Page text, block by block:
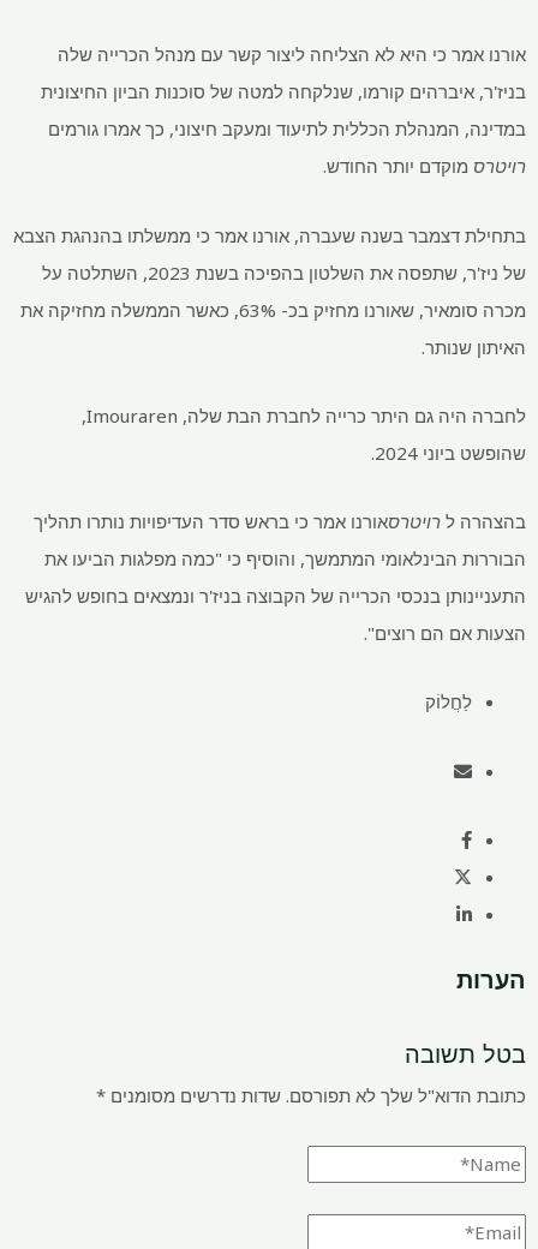
אורנו אמר כי היא לא הצליחה ליצור קשר עם מנהל הכרייה שלה
בניז'ר, איברהים קורמו, שנלקחה למטה של ​​סוכנות הביון החיצונית
במדינה, המנהלת הכללית לתיעוד ומעקב חיצוני, כך אמרו גורמים
רויטרס מוקדם יותר החודש.
בתחילת דצמבר בשנה שעברה, אורנו אמר כי ממשלתו בהנהגת הצבא
של ניז'ר, שתפסה את השלטון בהפיכה בשנת 2023, השתלטה על
מכרה סומאיר, שאורנו מחזיק בכ- 63%, כאשר הממשלה מחזיקה את
האיתון שנותר.
לחברה היה גם היתר כרייה לחברת הבת שלה, Imouraren,
שהופשט ביוני 2024.
בהצהרה ל רויטרסאורנו אמר כי בראש סדר העדיפויות נותרו תהליך
הבוררות הבינלאומי המתמשך, והוסיף כי "כמה מפלגות הביעו את
התעניינותן בנכסי הכרייה של הקבוצה בניז'ר ​​ונמצאים בחופש להגיש
הצעות אם הם רוצים".
לַחֲלוֹק
הערות
בטל תשובה
כתובת הדוא"ל שלך לא תפורסם. שדות נדרשים מסומנים *